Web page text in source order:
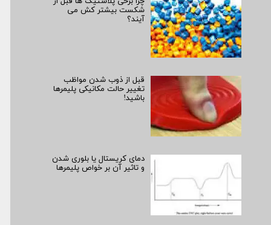
شکست بیشتر کش می
آیند؟
قبل از ذوب شدن مواظب
تغییر حالت مکانیکی پلیمرها
باشید!
دمای کریستال یا بلوری شدن
و تاثیر آن بر خواص پلیمرها